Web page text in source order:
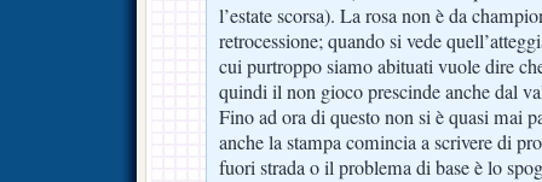
l’estate scorsa). La rosa non è da
retrocessione; quando si vede
cui purtroppo siamo abituati vuole dire
quindi il non gioco prescinde anche dal
Fino ad ora di questo non si è quasi mai
anche la stampa comincia a scrivere di
fuori strada o il problema di base è lo